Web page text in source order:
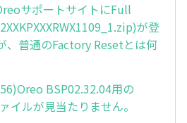
サポートサイトにFull
が登
、普通のFactory Resetとは何
BSP02.32.04用の
イルが見当たりません。